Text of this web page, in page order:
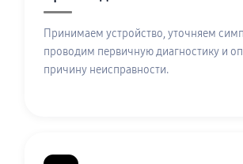
Принимаем устройство, уточняем
проводим первичную диагностику и
причину неисправности.